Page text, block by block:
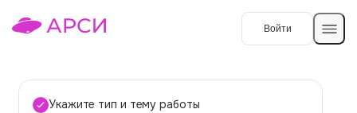
Войти
Укажите тип и тему работы